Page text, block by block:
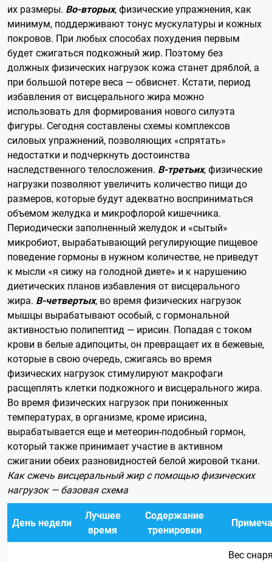
их размеры. Во-вторых, физические упражнения, как
минимум, поддерживают тонус мускулатуры и кожных
покровов. При любых способах похудения первым
будет сжигаться подкожный жир. Поэтому без
должных физических нагрузок кожа станет дряблой, а
при большой потере веса — обвиснет. Кстати, период
избавления от висцерального жира можно
использовать для формирования нового силуэта
фигуры. Сегодня составлены схемы комплексов
силовых упражнений, позволяющих «спрятать»
недостатки и подчеркнуть достоинства
наследственного телосложения. В-третьих, физические
нагрузки позволяют увеличить количество пищи до
размеров, которые будут адекватно восприниматься
объемом желудка и микрофлорой кишечника.
Периодически заполненный желудок и «сытый»
микробиот, вырабатывающий регулирующие пищевое
поведение гормоны в нужном количестве, не приведут
к мысли «я сижу на голодной диете» и к нарушению
диетических планов избавления от висцерального
жира. В-четвертых, во время физических нагрузок
мышцы вырабатывают особый, с гормональной
активностью полипептид — ирисин. Попадая с током
крови в белые адипоциты, он превращает их в бежевые,
которые в свою очередь, сжигаясь во время
физических нагрузок стимулируют макрофаги
расщеплять клетки подкожного и висцерального жира.
Во время физических нагрузок при пониженных
температурах, в организме, кроме ирисина,
вырабатывается еще и метеорин-подобный гормон,
который также принимает участие в активном
сжигании обеих разновидностей белой жировой ткани.
Как сжечь висцеральный жирс помощью физических
нагрузок — базовая схема
День недели
Лучшее
время
Содержание
тренировки
Вес